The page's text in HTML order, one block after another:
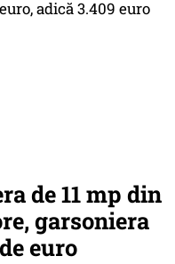
adică 3.409 euro
de 11 mp din
garsoniera
euro